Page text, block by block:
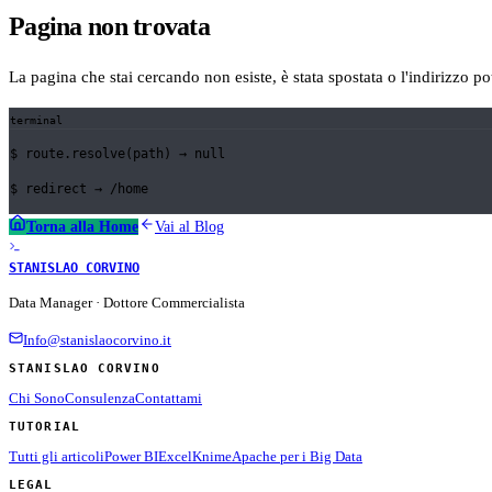
Pagina non trovata
La pagina che stai cercando non esiste, è stata spostata o l'indirizzo
terminal
$ route.resolve(path) → null
$ redirect → /home
Torna alla Home Vai al Blog
STANISLAO CORVINO
Data Manager · Dottore Commercialista
Info@stanislaocorvino.it
STANISLAO CORVINO
Chi SonoConsulenzaContattami
TUTORIAL
Tutti gli articoliPower BIExcelKnimeApache per i Big Data
LEGAL